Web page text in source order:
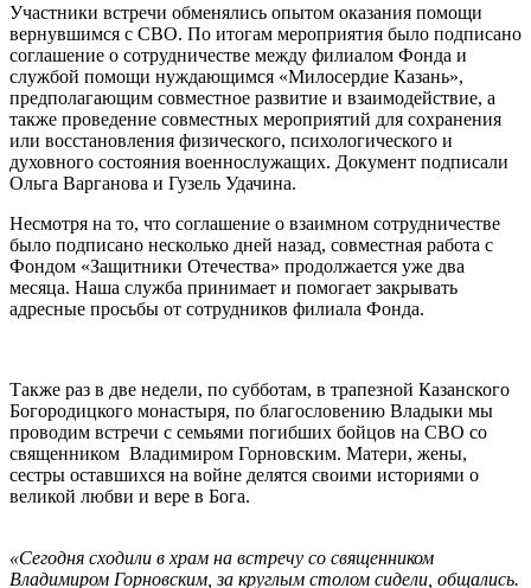
Участники встречи обменялись опытом оказания помощи
вернувшимся с СВО. По итогам мероприятия было подписано
соглашение о сотрудничестве между филиалом Фонда и
службой помощи нуждающимся «Милосердие Казань»,
предполагающим совместное развитие и взаимодействие, а
также проведение совместных мероприятий для сохранения
или восстановления физического, психологического и
духовного состояния военнослужащих. Документ подписали
Ольга Варганова и Гузель Удачина.
Несмотря на то, что соглашение о взаимном сотрудничестве
было подписано несколько дней назад, совместная работа с
Фондом «Защитники Отечества» продолжается уже два
месяца. Наша служба принимает и помогает закрывать
адресные просьбы от сотрудников филиала Фонда.
Также раз в две недели, по субботам, в трапезной Казанского
Богородицкого монастыря, по благословению Владыки мы
проводим встречи с семьями погибших бойцов на СВО со
священником Владимиром Горновским. Матери, жены,
сестры оставшихся на войне делятся своими историями о
великой любви и вере в Бога.
«Сегодня сходили в храм на встречу со священником
Владимиром Горновским, за круглым столом сидели, общались.